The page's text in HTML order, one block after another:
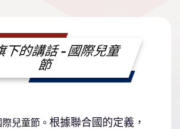
下的講話 - 國際兒童
節
兒童節。 根據聯合國的定義，